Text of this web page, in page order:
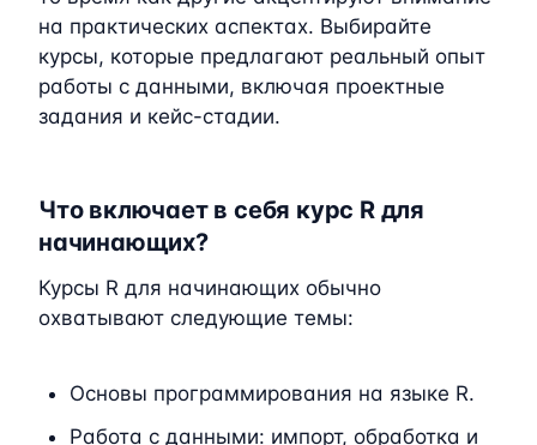
на практических аспектах. Выбирайте
курсы, которые предлагают реальный опыт
работы с данными, включая проектные
задания и кейс-стадии.
Что включает в себя курс R для
начинающих?
Курсы R для начинающих обычно
охватывают следующие темы:
Основы программирования на языке R.
Работа с данными: импорт, обработка и